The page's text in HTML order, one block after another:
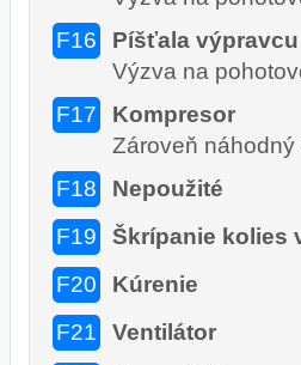
F16
Píšťala
Výzva na
F17
Kompresor
Zároveň náhodný
F18
Nepoužité
F19
Škrípanie kolies
F20
Kúrenie
F21
Ventilátor